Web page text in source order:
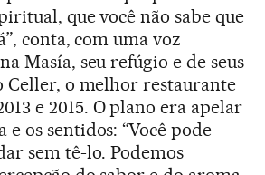
que você não sabe que
conta, com uma voz
Masía, seu refúgio e de seus
Celler, o melhor restaurante
e 2015. O plano era apelar
os sentidos: “Você pode
sem tê-lo. Podemos